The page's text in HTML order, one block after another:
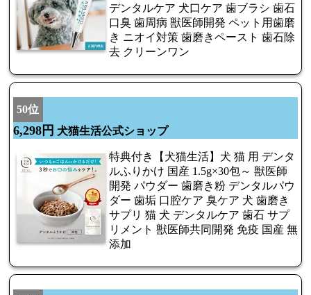
デンタルケア 犬口ケア 歯ブラシ 歯石
口臭 歯周病 獣医師開発 ペット用歯磨
き ニオイ対策 歯磨きペースト 歯石除
去 クリーンワン
50位
6,298円 犬猫生活公式ショップ
特典付き【犬猫生活】犬 猫 用 デンタ
ルふりかけ 国産 1.5g×30包～ 獣医師
開発 パウダー 歯磨き粉 デンタルパウ
ダー 歯垢 口腔ケア 臭ケア 犬 歯磨き
サプリ 猫 犬 デンタルケア 歯石 サプ
リメント 獣医師共同開発 免疫 国産 無
添加